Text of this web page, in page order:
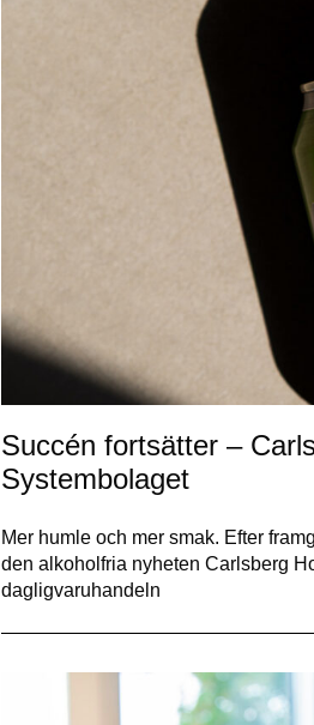
Succén fortsätter –
Systembolaget
Mer humle och mer smak. Efter
den alkoholfria nyheten Carlsberg
dagligvaruhandeln